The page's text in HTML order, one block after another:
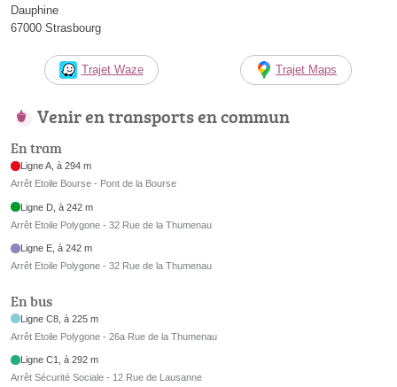
Dauphine
67000 Strasbourg
Trajet Waze Trajet Maps
Venir en transports en commun
En tram
Ligne A, à 294 m
Arrêt Etoile Bourse - Pont de la Bourse
Ligne D, à 242 m
Arrêt Etoile Polygone - 32 Rue de la Thumenau
Ligne E, à 242 m
Arrêt Etoile Polygone - 32 Rue de la Thumenau
En bus
Ligne C8, à 225 m
Arrêt Etoile Polygone - 26a Rue de la Thumenau
Ligne C1, à 292 m
Arrêt Sécurité Sociale - 12 Rue de Lausanne